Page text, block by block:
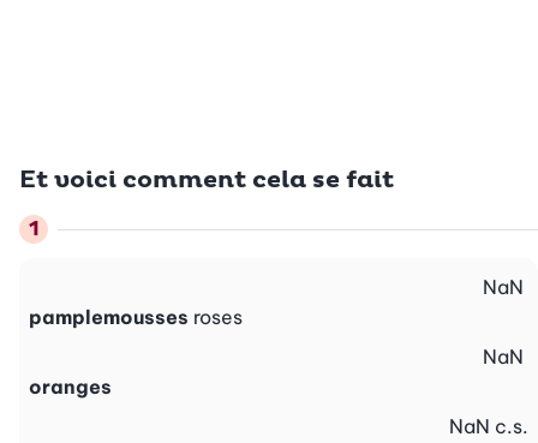
Et voici comment cela se fait
pamplemousses roses
NaN
oranges
NaN
NaN c.s.